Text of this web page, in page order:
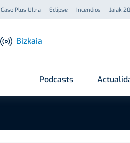
Caso Plus Ultra Eclipse Incendios Jaiak
Bizkaia
Podcasts